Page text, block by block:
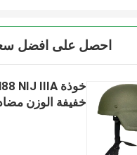
احصل على افضل
خفيفة الوزن